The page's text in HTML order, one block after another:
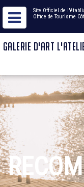
Site Officiel de
Office de Tourisme
GALERIE D'ART